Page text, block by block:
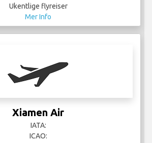
Ukentlige flyreiser
Mer Info
Xiamen Air
IATA:
ICAO: